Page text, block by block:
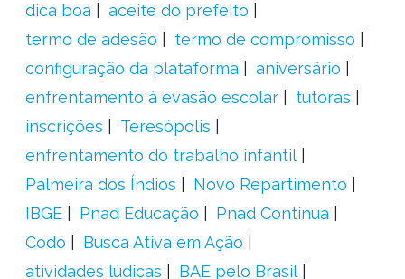
dica boa
aceite do prefeito
termo de adesão
termo de compromisso
configuração da plataforma
aniversário
enfrentamento à evasão escolar
tutoras
inscrições
Teresópolis
enfrentamento do trabalho infantil
Palmeira dos Índios
Novo Repartimento
IBGE
Pnad Educação
Pnad Contínua
Codó
Busca Ativa em Ação
atividades lúdicas
BAE pelo Brasil